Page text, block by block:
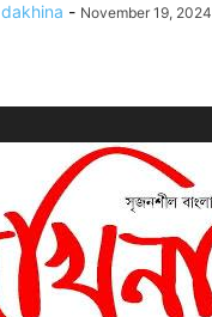
dakhina - November 19, 2024